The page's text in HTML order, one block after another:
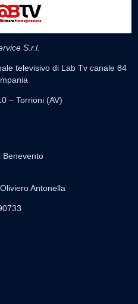
S.r.l.
televisivo di Lab Tv canale 84
– Torrioni (AV)
Benevento
Antonella